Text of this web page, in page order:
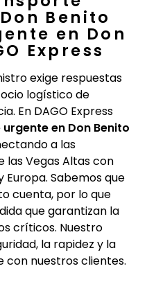
Benito
en Don
Express
exige respuestas
logístico de
En DAGO Express
en Don Benito
a las
las Vegas Altas con
Europa. Sabemos que
cuenta, por lo que
que garantizan la
críticos. Nuestro
la rapidez y la
nuestros clientes.